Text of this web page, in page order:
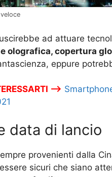
ad attuare
olografica, copertura
eppure
–>
data di lancio
provenienti dalla
sicuri che siano